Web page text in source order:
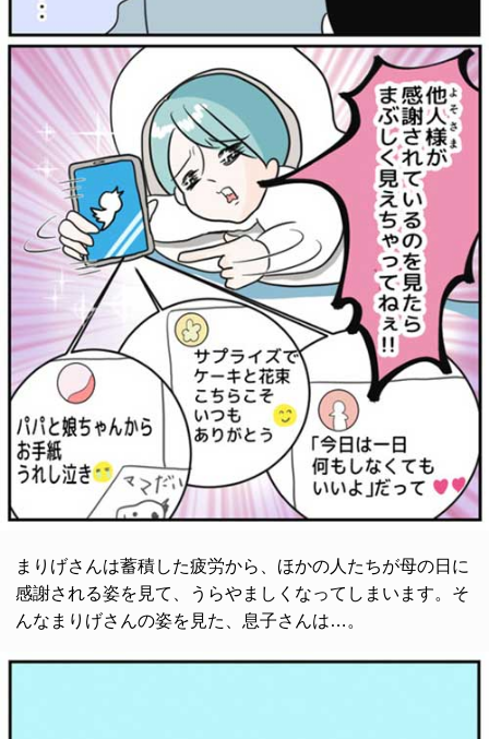
まりげさんは蓄積した疲労から、ほかの人たちが母の日に
感謝される姿を見て、うらやましくなってしまいます。そ
んなまりげさんの姿を見た、息子さんは…。